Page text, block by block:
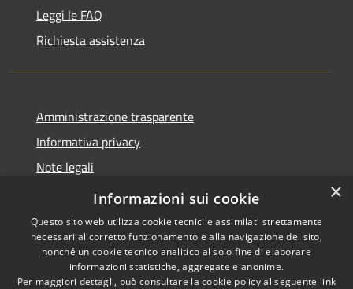
Leggi le FAQ
Richiesta assistenza
Amministrazione trasparente
Informativa privacy
Note legali
Dichiarazione di accessibilità
Copyright © 2026 • Comune di
×
Informazioni sui cookie
Questo sito web utilizza cookie tecnici e assimilati strettamente
necessari al corretto funzionamento e alla navigazione del sito,
nonché un cookie tecnico analitico al solo fine di elaborare
informazioni statistiche, aggregate e anonime.
Per maggiori dettagli, può consultare la cookie policy al seguente link